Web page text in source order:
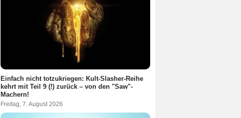
Einfach nicht totzukriegen: Kult-Slasher-Reihe
kehrt mit Teil 9 (!) zurück – von den "Saw"-
Machern!
Freitag, 7. August 2026